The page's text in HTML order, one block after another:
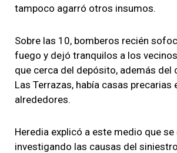
tampoco agarró otros insumos.
Sobre las 10, bomberos recién
fuego y dejó tranquilos a los
que cerca del depósito, además del
Las Terrazas, había casas precarias
alrededores.
Heredia explicó a este medio que se
investigando las causas del